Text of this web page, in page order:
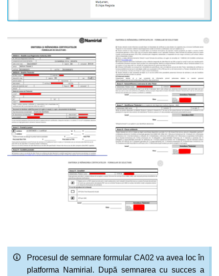
Procesul de semnare formular CA02 va avea loc în
platforma Namirial. După semnarea cu succes a